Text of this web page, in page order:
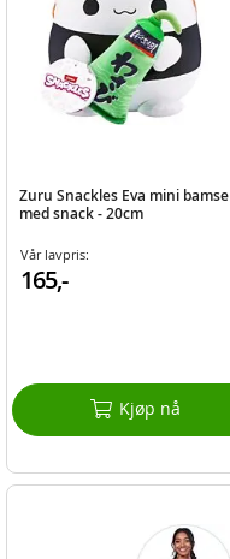
Zuru Snackles Eva mini bamse
med snack - 20cm
Vår lavpris:
165,-
Kjøp nå